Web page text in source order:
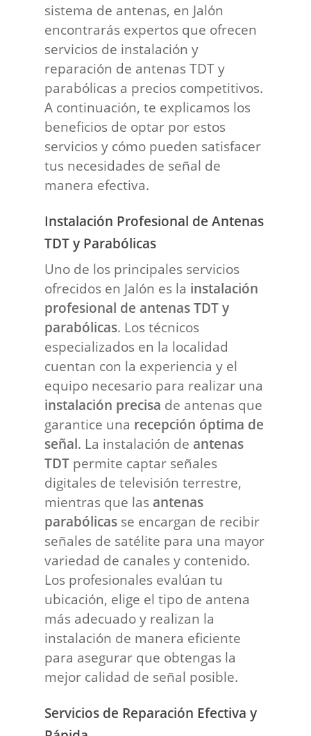
sistema de antenas, en Jalón
encontrarás expertos que ofrecen
servicios de instalación y
reparación de antenas TDT y
parabólicas a precios competitivos.
A continuación, te explicamos los
beneficios de optar por estos
servicios y cómo pueden satisfacer
tus necesidades de señal de
manera efectiva.
Instalación Profesional de Antenas
TDT y Parabólicas
Uno de los principales servicios
ofrecidos en Jalón es la instalación
profesional de antenas TDT y
parabólicas. Los técnicos
especializados en la localidad
cuentan con la experiencia y el
equipo necesario para realizar una
instalación precisa de antenas que
garantice una recepción óptima de
señal. La instalación de antenas
TDT permite captar señales
digitales de televisión terrestre,
mientras que las antenas
parabólicas se encargan de recibir
señales de satélite para una mayor
variedad de canales y contenido.
Los profesionales evalúan tu
ubicación, elige el tipo de antena
más adecuado y realizan la
instalación de manera eficiente
para asegurar que obtengas la
mejor calidad de señal posible.
Servicios de Reparación Efectiva y